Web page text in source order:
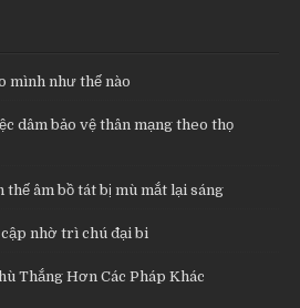
mình như thế nào
dâm bảo vệ thân mạng theo thọ
thế âm bồ tát bị mù mắt lại sáng
nhờ trì chú đại bi
Thắng Hơn Các Pháp Khác